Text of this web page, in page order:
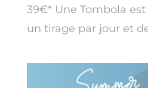
39€* Une Tombola
un tirage par jour et